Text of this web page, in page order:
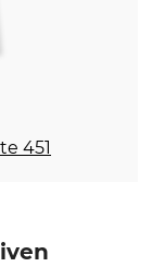
451